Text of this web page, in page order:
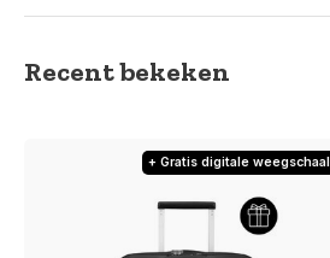
Recent bekeken
+ Gratis digitale weegschaal